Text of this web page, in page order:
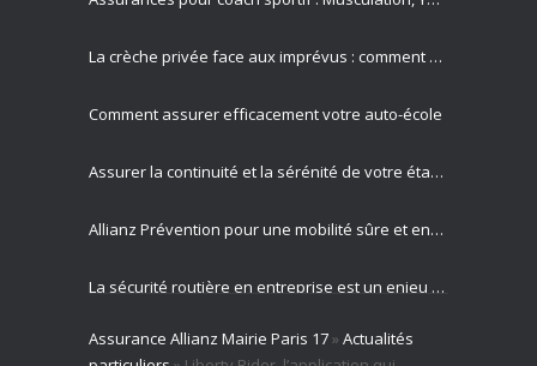
La crèche privée face aux imprévus : comment Allianz protège vos missions les plus précieuses
Comment assurer efficacement votre auto-école
Assurer la continuité et la sérénité de votre établissement privé
Allianz Prévention pour une mobilité sûre et engagement sociétal
La sécurité routière en entreprise est un enjeu majeur pour votre activité professionnelle
Assurance Allianz Mairie Paris 17» Actualités